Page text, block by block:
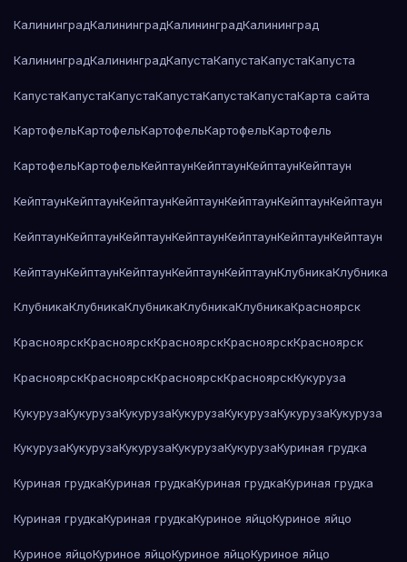
КалининградКалининградКалининградКалининград
КалининградКалининградКапустаКапустаКапустаКапуста
КапустаКапустаКапустаКапустаКапустаКапустаКарта сайта
КартофельКартофельКартофельКартофельКартофель
КартофельКартофельКейптаунКейптаунКейптаунКейптаун
КейптаунКейптаунКейптаунКейптаунКейптаунКейптаунКейптаун
КейптаунКейптаунКейптаунКейптаунКейптаунКейптаунКейптаун
КейптаунКейптаунКейптаунКейптаунКейптаунКлубникаКлубника
КлубникаКлубникаКлубникаКлубникаКлубникаКрасноярск
КрасноярскКрасноярскКрасноярскКрасноярскКрасноярск
КрасноярскКрасноярскКрасноярскКрасноярскКукуруза
КукурузаКукурузаКукурузаКукурузаКукурузаКукурузаКукуруза
КукурузаКукурузаКукурузаКукурузаКукурузаКуриная грудка
Куриная грудкаКуриная грудкаКуриная грудкаКуриная грудка
Куриная грудкаКуриная грудкаКуриное яйцоКуриное яйцо
Куриное яйцоКуриное яйцоКуриное яйцоКуриное яйцо